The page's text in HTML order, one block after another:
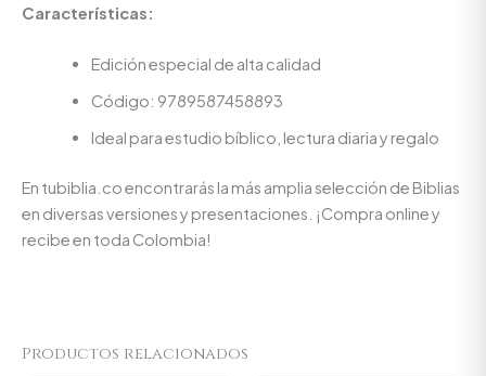
Características:
Edición especial de alta calidad
Código: 9789587458893
Ideal para estudio bíblico, lectura diaria y regalo
En tubiblia.co encontrarás la más amplia selección de Biblias
en diversas versiones y presentaciones. ¡Compra online y
recibe en toda Colombia!
Productos relacionados